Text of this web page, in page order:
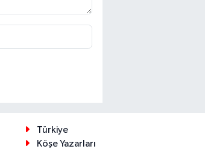
Türkiye
Köşe Yazarları